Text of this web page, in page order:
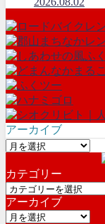
アーカイブ
ア
カ
イ
ブ
カテゴリー
カ
テ
ゴ
アーカイブ
ア